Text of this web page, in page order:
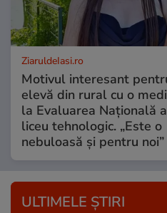
ZiaruldeIasi.ro
Motivul interesant
elevă din rural cu o
la Evaluarea Națională
liceu tehnologic. „Este o
nebuloasă și pentru noi”
ULTIMELE ȘTIRI